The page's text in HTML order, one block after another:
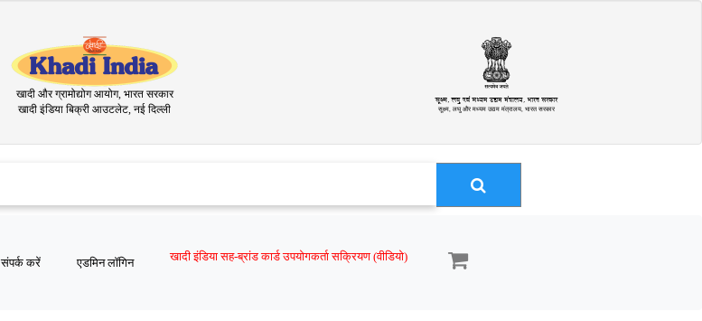
खादी और ग्रामोद्योग आयोग, भारत सरकार
खादी इंडिया बिक्री आउटलेट, नई दिल्ली
सूक्ष्म, लघु और मध्यम उद्यम मंत्रालय, भारत सरकार
संपर्क करें एडमिन लॉगिन